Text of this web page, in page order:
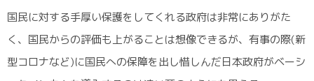
国民に対する手厚い保護をしてくれる政府は非常にありがた
く、国民からの評価も上がることは想像できるが、有事の際(新
型コロナなど)に国民への保障を出し惜しんだ日本政府がベーシ